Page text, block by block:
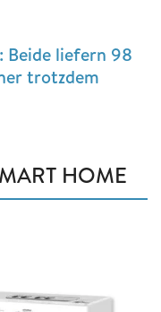
Beide liefern 98
trotzdem
HOME